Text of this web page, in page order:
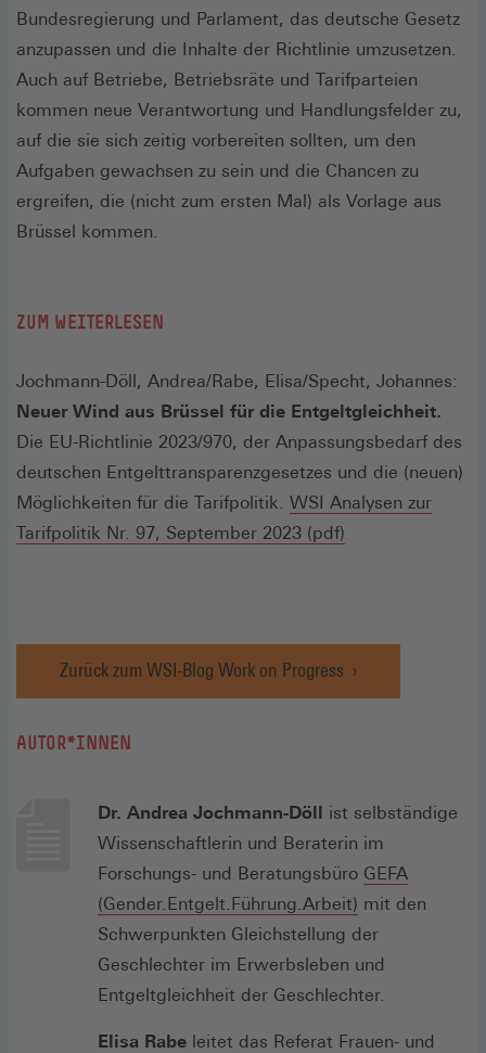
Bundesregierung und Parlament, das deutsche Gesetz
anzupassen und die Inhalte der Richtlinie umzusetzen.
Auch auf Betriebe, Betriebsräte und Tarifparteien
kommen neue Verantwortung und Handlungsfelder zu,
auf die sie sich zeitig vorbereiten sollten, um den
Aufgaben gewachsen zu sein und die Chancen zu
ergreifen, die (nicht zum ersten Mal) als Vorlage aus
Brüssel kommen.
ZUM WEITERLESEN
Jochmann-Döll, Andrea/Rabe, Elisa/Specht, Johannes:
Neuer Wind aus Brüssel für die Entgeltgleichheit.
Die EU-Richtlinie 2023/970, der Anpassungsbedarf des
deutschen Entgelttransparenzgesetzes und die (neuen)
Möglichkeiten für die Tarifpolitik. WSI Analysen zur
Tarifpolitik Nr. 97, September 2023 (pdf)
Zurück zum WSI-Blog Work on Progress
AUTOR*INNEN
Dr. Andrea Jochmann-Döll ist selbständige
Wissenschaftlerin und Beraterin im
Forschungs- und Beratungsbüro GEFA
(Gender.Entgelt.Führung.Arbeit) (Öffnet
in
einem
neuen
mit den
Schwerpunkten Gleichstellung der
Geschlechter im Erwerbsleben und
Entgeltgleichheit der Geschlechter.
Elisa Rabe leitet das Referat Frauen- und